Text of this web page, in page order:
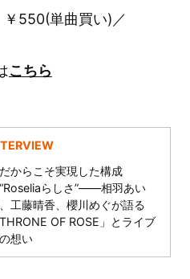
550(単曲買い)／
こちら
からこそ実現した構成
らしさ”――相羽あい
工藤晴香、櫻川めぐが語る
THRONE OF ROSE」とライブ
想い